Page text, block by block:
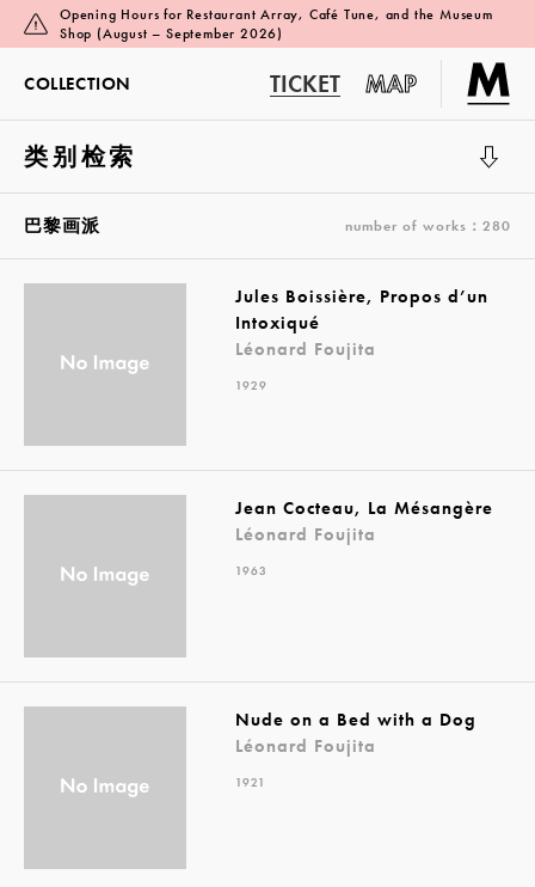
Opening Hours for Restaurant Array, Café Tune, and the Museum
Shop (August – September 2026)
COLLECTION TICKET MAP
类别检索
巴黎画派 number of works：280
Jules Boissière, Propos d’un
Intoxiqué
Léonard Foujita
1929
Jean Cocteau, La Mésangère
Léonard Foujita
1963
Nude on a Bed with a Dog
Léonard Foujita
1921